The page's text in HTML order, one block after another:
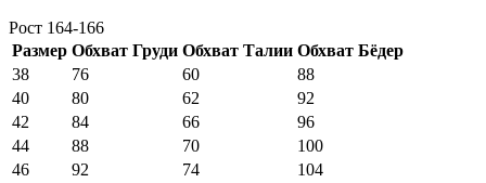
Рост 164-166
Размер Обхват Груди Обхват Талии Обхват Бёдер
38
76 60
88
40
80 62
92
42
84 66
96
44
88 70
100
46
92 74
104